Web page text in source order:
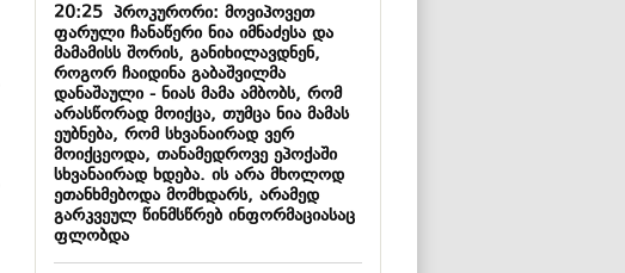
20:25პროკურორი: მოვიპოვეთ
ფარული ჩანაწერი ნია იმნაძესა და
მამამისს შორის, განიხილავდნენ,
როგორ ჩაიდინა გაბაშვილმა
დანაშაული - ნიას მამა ამბობს, რომ
არასწორად მოიქცა, თუმცა ნია მამას
ეუბნება, რომ სხვანაირად ვერ
მოიქცეოდა, თანამედროვე ეპოქაში
სხვანაირად ხდება. ის არა მხოლოდ
ეთანხმებოდა მომხდარს, არამედ
გარკვეულ წინმსწრებ ინფორმაციასაც
ფლობდა